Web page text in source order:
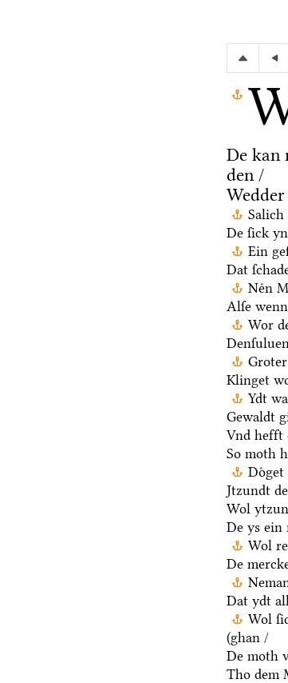
De kan
den /
De ſick
Ein
Dat
Neͤn
Alſe
Wor
Klinget
Ydt
Gewaldt
Vnd hefft
So moth
Doͤget
Jtzundt
Wol
De ys ein
Wol
De
Dat ydt
Wol
(ghan /
De moth
Tho dem